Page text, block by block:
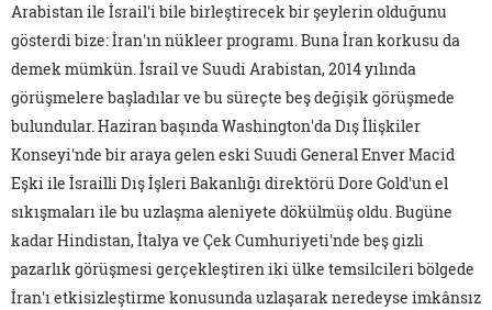
Arabistan ile İsrail'i bile birleştirecek bir şeylerin olduğunu
gösterdi bize: İran'ın nükleer programı. Buna İran korkusu da
demek mümkün. İsrail ve Suudi Arabistan, 2014 yılında
görüşmelere başladılar ve bu süreçte beş değişik görüşmede
bulundular. Haziran başında Washington'da Dış İlişkiler
Konseyi'nde bir araya gelen eski Suudi General Enver Macid
Eşki ile İsrailli Dış İşleri Bakanlığı direktörü Dore Gold'un el
sıkışmaları ile bu uzlaşma aleniyete dökülmüş oldu. Bugüne
kadar Hindistan, İtalya ve Çek Cumhuriyeti'nde beş gizli
pazarlık görüşmesi gerçekleştiren iki ülke temsilcileri bölgede
İran'ı etkisizleştirme konusunda uzlaşarak neredeyse imkânsız